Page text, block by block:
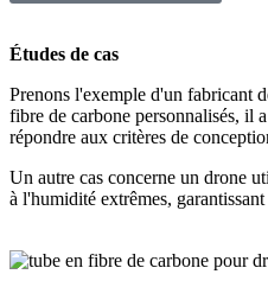
Études de cas
Prenons l'exemple d'un fabricant
fibre de carbone personnalisés, il
répondre aux critères de
Un autre cas concerne un drone
à l'humidité extrêmes,